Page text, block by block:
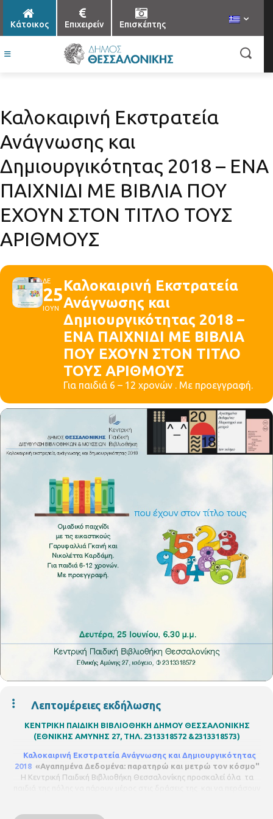
Κάτοικος Επιχειρείν Επισκέπτης
Καλοκαιρινή Εκστρατεία
Ανάγνωσης και
Δημιουργικότητας 2018 – ΕΝΑ
ΠΑΙΧΝΙΔΙ ΜΕ ΒΙΒΛΙΑ ΠΟΥ
ΕΧΟΥΝ ΣΤΟΝ ΤΙΤΛΟ ΤΟΥΣ
ΑΡΙΘΜΟΥΣ
ΔΕ
25
ΙΟΥΝ
Καλοκαιρινή Εκστρατεία
Ανάγνωσης και
Δημιουργικότητας 2018 –
ΕΝΑ ΠΑΙΧΝΙΔΙ ΜΕ ΒΙΒΛΙΑ
ΠΟΥ ΕΧΟΥΝ ΣΤΟΝ ΤΙΤΛΟ
ΤΟΥΣ ΑΡΙΘΜΟΥΣ
Για παιδιά 6 – 12 χρονών . Με προεγγραφή.
Λεπτομέρειες εκδήλωσης
ΚΕΝΤΡΙΚΗ ΠΑΙΔΙΚΗ ΒΙΒΛΙΟΘΗΚΗ ΔΗΜΟΥ ΘΕΣΣΑΛΟΝΙΚΗΣ
(ΕΘΝΙΚΗΣ ΑΜΥΝΗΣ 27, ΤΗΛ. 2313318572 &2313318573)
Καλοκαιρινή Εκστρατεία Ανάγνωσης και Δημιουργικότητας
2018 «Αγαπημένα Δεδομένα: παρατηρώ και μετρώ τον κόσμο"
Η Κεντρική Παιδική Βιβλιοθήκη Θεσσαλονίκης προσκαλεί όλα τα